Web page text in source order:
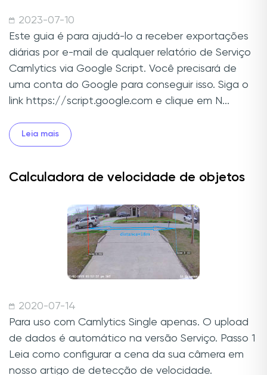
2023-07-10
Este guia é para ajudá-lo a receber exportações
diárias por e-mail de qualquer relatório de Serviço
Camlytics via Google Script. Você precisará de
uma conta do Google para conseguir isso. Siga o
link https://script.google.com e clique em N...
Leia mais
Calculadora de velocidade de objetos
2020-07-14
Para uso com Camlytics Single apenas. O upload
de dados é automático na versão Serviço. Passo 1
Leia como configurar a cena da sua câmera em
nosso artigo de detecção de velocidade.